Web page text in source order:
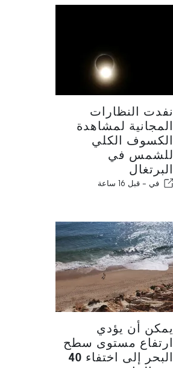
نفدت النظارات
المجانية لمشاهدة
الكسوف الكلي
للشمس في
البرتغال
في -قبل 16 ساعة
يمكن أن يؤدي
ارتفاع مستوى سطح
البحر إلى اختفاء 40